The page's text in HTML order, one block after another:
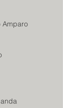
Amparo